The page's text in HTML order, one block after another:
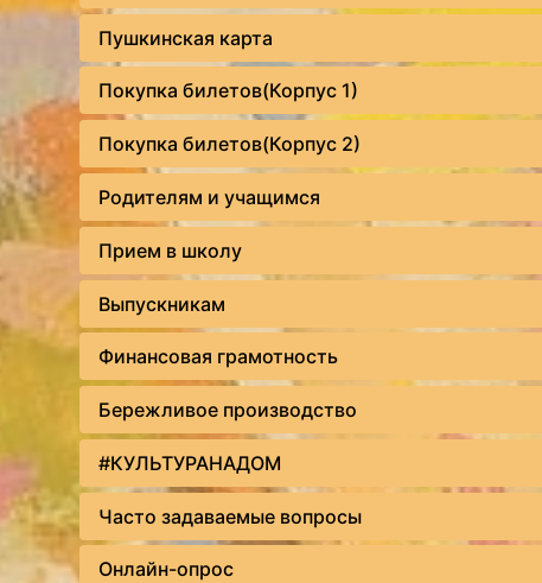
Пушкинская карта
Покупка билетов(Корпус 1)
Покупка билетов(Корпус 2)
Родителям и учащимся
Прием в школу
Выпускникам
Финансовая грамотность
Бережливое производство
#КУЛЬТУРАНАДОМ
Часто задаваемые вопросы
Онлайн-опрос